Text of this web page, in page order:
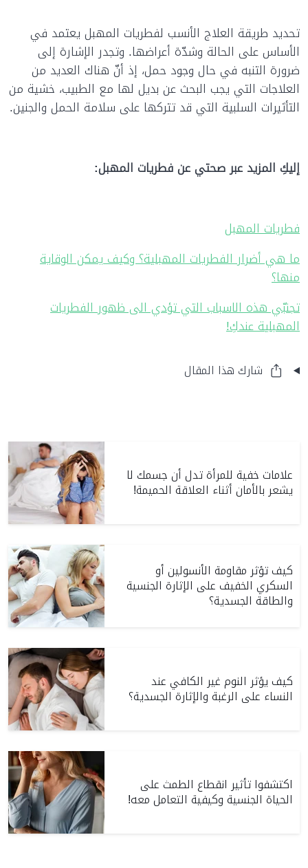
تحديد طريقة العلاج الأنسب لفطريات المهبل يعتمد في
الأساس على الحالة وشدّة أعراضها. وتجدر الإشارة إلى
ضرورة التنبه في حال وجود حمل، إذ أنّ هناك العديد من
العلاجات التي يجب البحث عن بديل لها مع الطبيب، خشية من
التأثيرات السلبية التي قد تتركها على سلامة الحمل والجنين.
إليكِ المزيد عبر صحتي عن فطريات المهبل:
فطريات المهبل
ما هي أضرار الفطريات المهبلية؟ وكيف يمكن الوقاية
منها؟
تجنبّي هذه الاسباب التي تؤدي الى ظهور الفطريات
المهبلية عندكِ!
شارك هذا المقال
علامات خفية للمرأة تدل أن جسمك لا
يشعر بالأمان أثناء العلاقة الحميمة!
كيف تؤثر مقاومة الأنسولين أو
السكري الخفيف على الإثارة الجنسية
والطاقة الجسدية؟
كيف يؤثر النوم غير الكافي عند
النساء على الرغبة والإثارة الجسدية؟
اكتشفوا تأثير انقطاع الطمث على
الحياة الجنسية وكيفية التعامل معه!